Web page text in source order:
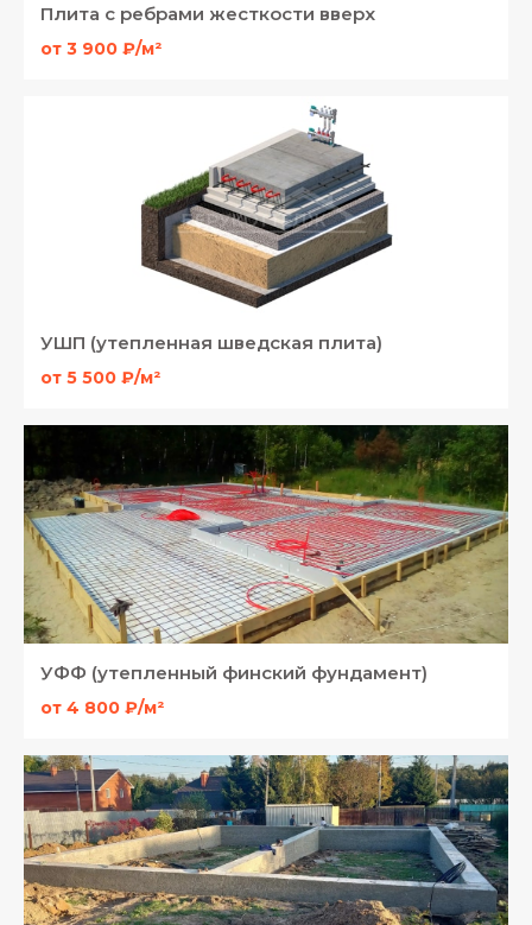
Плита с ребрами жесткости вверх
от 3 900 ₽/м²
УШП (утепленная шведская плита)
от 5 500 ₽/м²
УФФ (утепленный финский фундамент)
от 4 800 ₽/м²